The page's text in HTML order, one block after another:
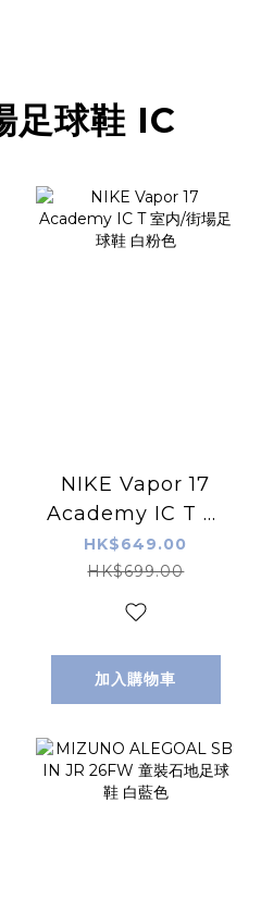
足球鞋 IC
NIKE Vapor 17
Academy IC T 室
内/街場足球鞋 白粉
色
HK$649.00
HK$699.00
加入購物車